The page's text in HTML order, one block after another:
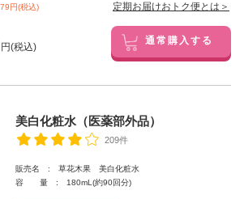
円(税込) 定期お届けおトク便とは＞
円(税込) 通常購入する
美白化粧水（医薬部外品）
209件
販売名 : 草花木果 美白化粧水
容 量 : 180mL(約90回分)